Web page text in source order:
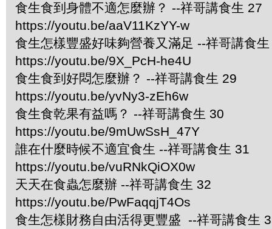
食生食到身體不適怎麼辦？ --祥哥講食生 27
https://youtu.be/aaV11KzYY-w
食生怎樣豐盛好味夠營養又滿足 --祥哥講食
https://youtu.be/9X_PcH-he4U
食生食到好悶怎麼辦？ --祥哥講食生 29
https://youtu.be/yvNy3-zEh6w
食生食乾果有益嗎？ --祥哥講食生 30
https://youtu.be/9mUwSsH_47Y
誰在什麼時候不適宜食生 --祥哥講食生 31
https://youtu.be/vuRNkQiOX0w
天天在食蟲怎麼辦 --祥哥講食生 32
https://youtu.be/PwFaqqjT4Os
食生怎樣財務自由活得更豐盛 --祥哥講食生